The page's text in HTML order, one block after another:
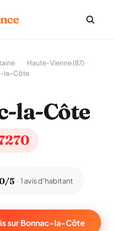
Haute-Vienne (87)
la-Côte
la-Côte
5 1 avis d'habitant
sur Bonnac-la-Côte